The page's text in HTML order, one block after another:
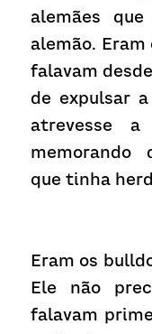
alemães
alemão. Eram
falavam
de expulsar
atrevesse a
memorando
que tinha
Eram os
Ele não
falavam